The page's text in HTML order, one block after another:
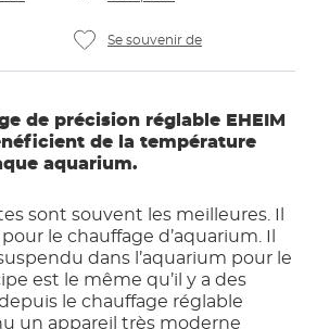
Se souvenir de
de précision réglable EHEIM
de la température
aquarium.
sont souvent les meilleures. Il
le chauffage d’aquarium. Il
dans l’aquarium pour le
est le même qu’il y a des
le chauffage réglable
un appareil très moderne